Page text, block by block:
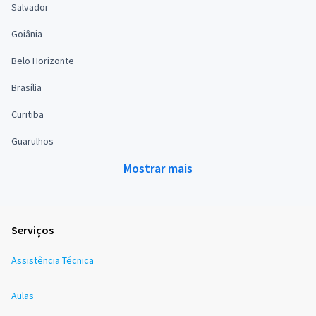
Salvador
Goiânia
Belo Horizonte
Brasília
Curitiba
Guarulhos
Mostrar mais
Serviços
Assistência Técnica
Aulas